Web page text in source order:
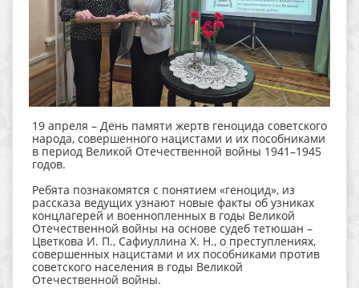
19 апреля – День памяти жертв геноцида советского
народа, совершенного нацистами и их пособниками
в период Великой Отечественной войны 1941–1945
годов.
Ребята познакомятся с понятием «геноцид», из
рассказа ведущих узнают новые факты об узниках
концлагерей и военнопленных в годы Великой
Отечественной войны на основе судеб тетюшан –
Цветкова И. П., Сафиуллина Х. Н., о преступлениях,
совершенных нацистами и их пособниками против
советского населения в годы Великой
Отечественной войны.